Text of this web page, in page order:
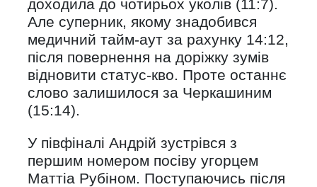
доходила до чотирьох уколів (11:7).
Але суперник, якому знадобився
медичний тайм-аут за рахунку 14:12,
після повернення на доріжку зумів
відновити статус-кво. Проте останнє
слово залишилося за Черкашиним
(15:14).
У півфіналі Андрій зустрівся з
першим номером посіву угорцем
Маттіа Рубіном. Поступаючись після